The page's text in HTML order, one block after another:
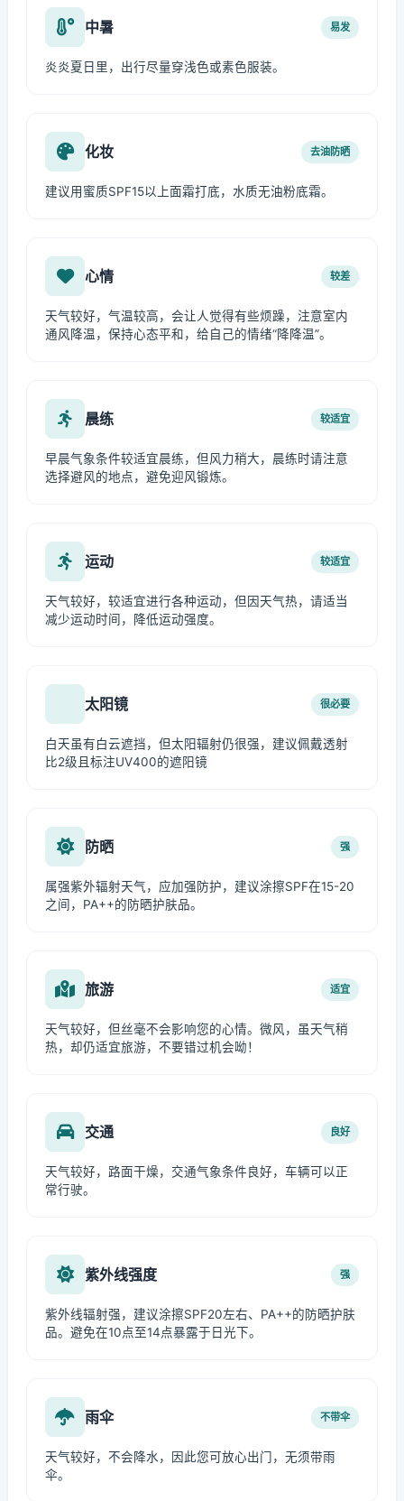
中暑 易发
炎炎夏日里，出行尽量穿浅色或素色服装。
化妆 去油防晒
建议用蜜质SPF15以上面霜打底，水质无油粉底霜。
心情 较差
天气较好，气温较高，会让人觉得有些烦躁，注意室内
通风降温，保持心态平和，给自己的情绪“降降温”。
晨练 较适宜
早晨气象条件较适宜晨练，但风力稍大，晨练时请注意
选择避风的地点，避免迎风锻炼。
运动 较适宜
天气较好，较适宜进行各种运动，但因天气热，请适当
减少运动时间，降低运动强度。
太阳镜 很必要
白天虽有白云遮挡，但太阳辐射仍很强，建议佩戴透射
比2级且标注UV400的遮阳镜
防晒 强
属强紫外辐射天气，应加强防护，建议涂擦SPF在15-20
之间，PA++的防晒护肤品。
旅游 适宜
天气较好，但丝毫不会影响您的心情。微风，虽天气稍
热，却仍适宜旅游，不要错过机会呦！
交通 良好
天气较好，路面干燥，交通气象条件良好，车辆可以正
常行驶。
紫外线强度 强
紫外线辐射强，建议涂擦SPF20左右、PA++的防晒护肤
品。避免在10点至14点暴露于日光下。
雨伞 不带伞
天气较好，不会降水，因此您可放心出门，无须带雨
伞。